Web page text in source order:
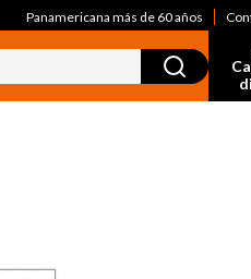
Panamericana más de 60 años